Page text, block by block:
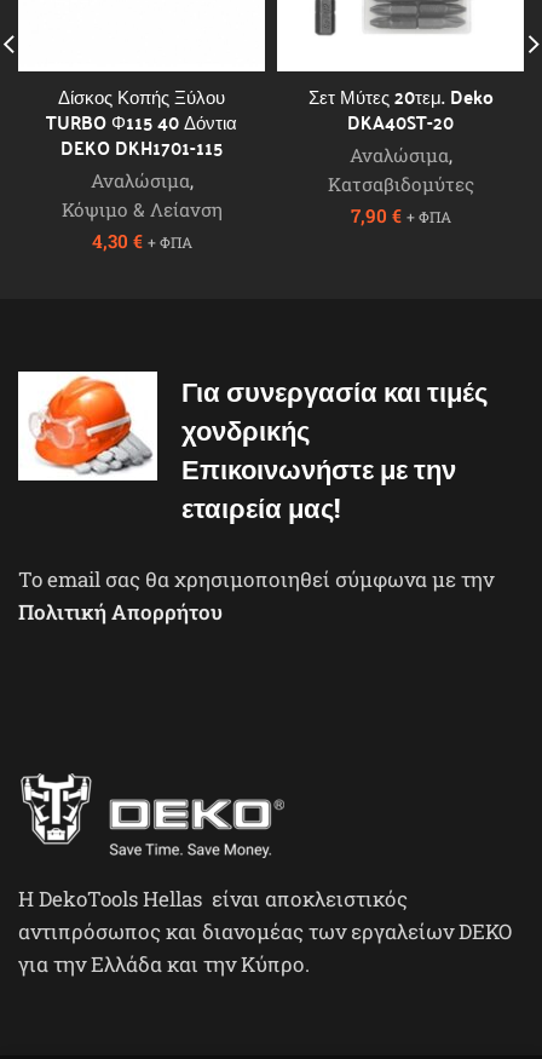
Δίσκος Κοπής Ξύλου
TURBO Φ115 40 Δόντια
DEKO DKH1701-115
Αναλώσιμα,
Κόψιμο & Λείανση
4,30 € + ΦΠΑ
Σετ Μύτες 20τεμ. Deko
DKA40ST-20
Αναλώσιμα,
Κατσαβιδομύτες
7,90 € + ΦΠΑ
Για συνεργασία και τιμές
χονδρικής
Επικοινωνήστε με την
εταιρεία μας!
To email σας θα χρησιμοποιηθεί σύμφωνα με την
Πολιτική Απορρήτου
H DekoTools Hellas είναι αποκλειστικός
αντιπρόσωπος και διανομέας των εργαλείων DEKO
για την Ελλάδα και την Κύπρο.